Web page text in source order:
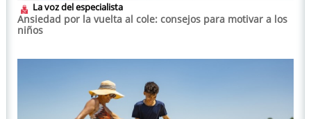
La voz del especialista
Ansiedad por la vuelta al cole: consejos para motivar a los
niños